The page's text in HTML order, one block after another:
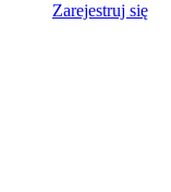
Zarejestruj się